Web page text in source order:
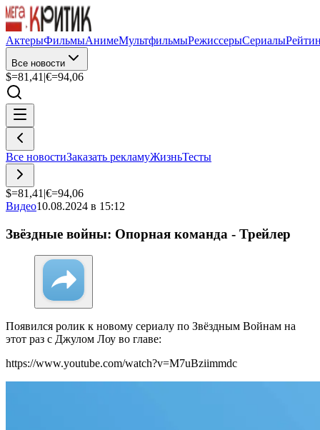
АктерыФильмыАнимеМультфильмыРежиссерыСериалы
Все новости
$=81,41 |€=94,06
Все новостиЗаказать рекламуЖизньТесты
$=81,41 |€=94,06
Видео10.08.2024 в 15:12
Звёздные войны: Опорная команда - Трейлер
Появился ролик к новому сериалу по Звёздным Войнам на
этот раз с Джулом Лоу во главе:
https://www.youtube.com/watch?v=M7uBziimmdc